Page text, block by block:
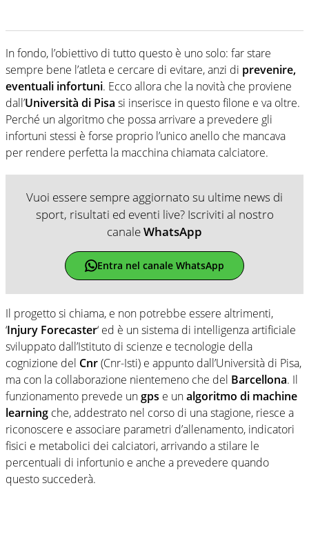
In fondo, l’obiettivo di tutto questo è uno solo: far stare
sempre bene l’atleta e cercare di evitare, anzi di prevenire,
eventuali infortuni. Ecco allora che la novità che proviene
dall’Università di Pisa si inserisce in questo filone e va oltre.
Perché un algoritmo che possa arrivare a prevedere gli
infortuni stessi è forse proprio l’unico anello che mancava
per rendere perfetta la macchina chiamata calciatore.
Vuoi essere sempre aggiornato su ultime news di
sport, risultati ed eventi live? Iscriviti al nostro
canaleWhatsApp
Entra nel canale WhatsApp
Il progetto si chiama, e non potrebbe essere altrimenti,
‘Injury Forecaster‘ ed è un sistema di intelligenza artificiale
sviluppato dall’Istituto di scienze e tecnologie della
cognizione del Cnr(Cnr-Isti) e appunto dall’Università di Pisa,
ma con la collaborazione nientemeno che del Barcellona. Il
funzionamento prevede ungps e unalgoritmo di machine
learning che, addestrato nel corso di una stagione, riesce a
riconoscere e associare parametri d’allenamento, indicatori
fisici e metabolici dei calciatori, arrivando a stilare le
percentuali di infortunio e anche a prevedere quando
questo succederà.